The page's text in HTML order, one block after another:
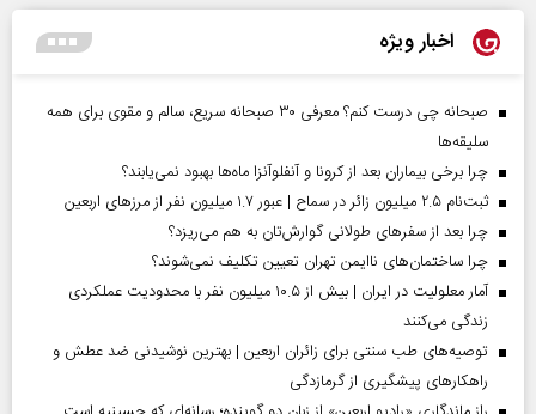
اخبار ویژه
صبحانه چی درست کنم؟ معرفی ۳۰ صبحانه سریع، سالم و مقوی برای همه
سلیقه‌ها
چرا برخی بیماران بعد از کرونا و آنفلوآنزا ماه‌ها بهبود نمی‌یابند؟
ثبت‌نام ۲.۵ میلیون زائر در سماح | عبور ۱.۷ میلیون نفر از مرز‌های اربعین
چرا بعد از سفرهای طولانی گوارش‌تان به هم می‌ریزد؟
چرا ساختمان‌های ناایمن تهران تعیین تکلیف نمی‌شوند؟
آمار معلولیت در ایران | بیش از ۱۰.۵ میلیون نفر با محدودیت عملکردی
زندگی می‌کنند
توصیه‌های طب سنتی برای زائران اربعین | بهترین نوشیدنی ضد عطش و
راهکارهای پیشگیری از گرمازدگی